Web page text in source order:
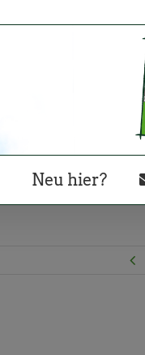
Neu hier?